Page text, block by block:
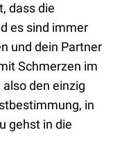
dass die
es sind immer
und dein Partner
Schmerzen im
den einzig
in
gehst in die